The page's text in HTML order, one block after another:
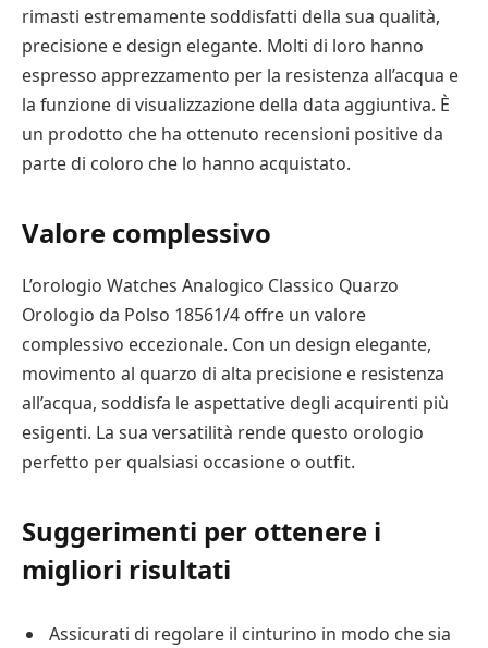
rimasti estremamente soddisfatti della sua qualità,
precisione e design elegante. Molti di loro hanno
espresso apprezzamento per la resistenza all’acqua e
la funzione di visualizzazione della data aggiuntiva. È
un prodotto che ha ottenuto recensioni positive da
parte di coloro che lo hanno acquistato.
Valore complessivo
L’orologio Watches Analogico Classico Quarzo
Orologio da Polso 18561/4 offre un valore
complessivo eccezionale. Con un design elegante,
movimento al quarzo di alta precisione e resistenza
all’acqua, soddisfa le aspettative degli acquirenti più
esigenti. La sua versatilità rende questo orologio
perfetto per qualsiasi occasione o outfit.
Suggerimenti per ottenere i
migliori risultati
Assicurati di regolare il cinturino in modo che sia